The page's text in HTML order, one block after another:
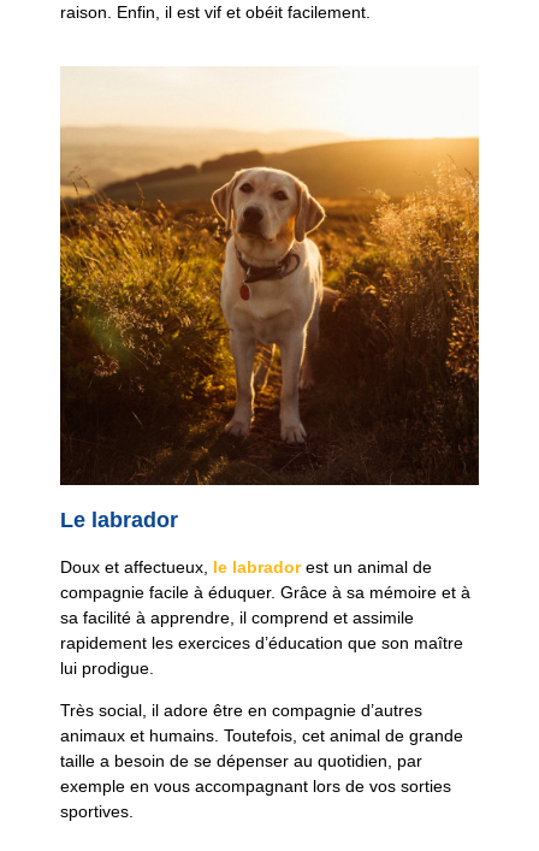
raison. Enfin, il est vif et obéit facilement.
Le labrador
Doux et affectueux, le labradorest un animal de
compagnie facile à éduquer. Grâce à sa mémoire et à
sa facilité à apprendre, il comprend et assimile
rapidement les exercices d’éducation que son maître
lui prodigue.
Très social, il adore être en compagnie d’autres
animaux et humains. Toutefois, cet animal de grande
taille a besoin de se dépenser au quotidien, par
exemple en vous accompagnant lors de vos sorties
sportives.